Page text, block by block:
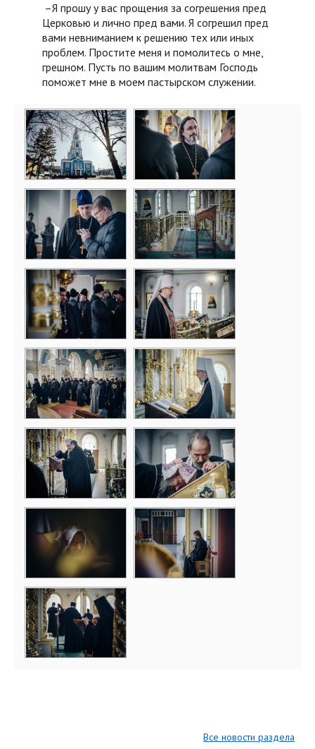
–Я прошу у вас прощения за согрешения пред
Церковью и лично пред вами. Я согрешил пред
вами невниманием к решению тех или иных
проблем. Простите меня и помолитесь о мне,
грешном. Пусть по вашим молитвам Господь
поможет мне в моем пастырском служении.
Все новости раздела